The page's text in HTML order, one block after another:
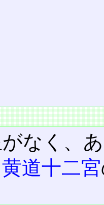
なく、
黄道十二宮